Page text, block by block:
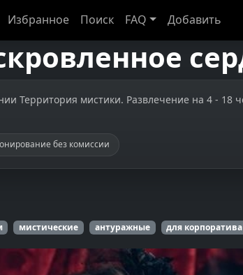
Избранное Поиск FAQ Добавить
Территория мистики. Развлечение на 4 - 18
без комиссии
мистические антуражные для корпоратива